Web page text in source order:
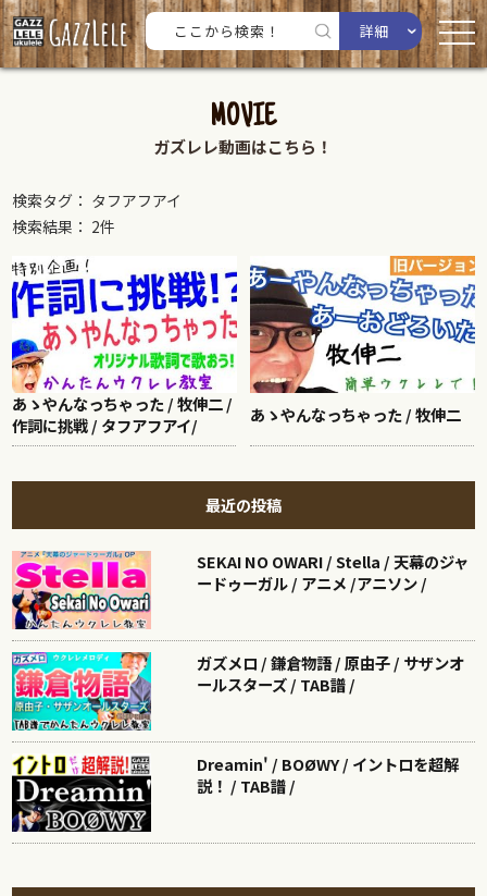
詳細
MOVIE
ガズレレ動画はこちら！
検索タグ： タフアフアイ
検索結果： 2件
あゝやんなっちゃった / 牧伸二 /
作詞に挑戦 / タフアフアイ/
あゝやんなっちゃった / 牧伸二
最近の投稿
SEKAI NO OWARI / Stella / 天幕のジャ
ードゥーガル / アニメ /アニソン /
ガズメロ / 鎌倉物語 / 原由子 / サザンオ
ールスターズ / TAB譜 /
Dreamin' / BOØWY / イントロを超解
説！ / TAB譜 /